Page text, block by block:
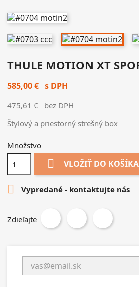
THULE MOTION XT
585,00 € s DPH
475,61 €
bez DPH
Štylový a priestorný strešný box
Množstvo
 VLOŽIŤ DO KOŠÍKA
 Vypredané - kontaktujte nás
Zdieľajte